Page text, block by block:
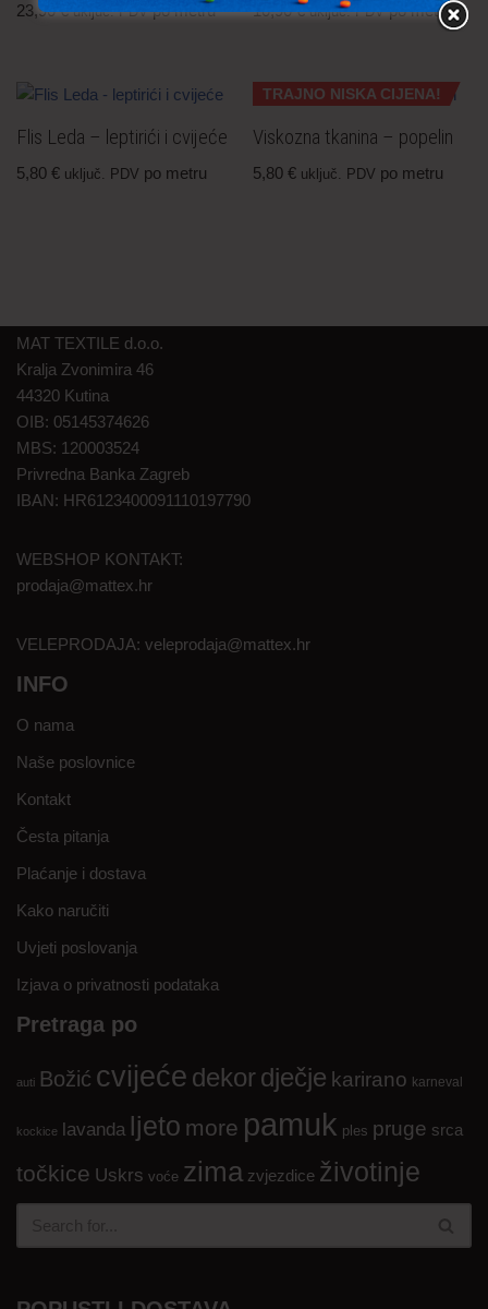
23,90€ uključ. PDV po metru 10,90€ uključ. PDV po metru
Flis Leda – leptirići i cvijeće
5,80 € uključ. PDV po metru
TRAJNO NISKA CIJENA!
Viskozna tkanina – popelin
5,80€ uključ. PDV po metru
MAT TEXTILE d.o.o.
Kralja Zvonimira 46
44320 Kutina
OIB: 05145374626
MBS: 120003524
Privredna Banka Zagreb
IBAN: HR6123400091110197790
WEBSHOP KONTAKT:
prodaja@mattex.hr
VELEPRODAJA: veleprodaja@mattex.hr
INFO
O nama
Naše poslovnice
Kontakt
Česta pitanja
Plaćanje i dostava
Kako naručiti
Uvjeti poslovanja
Izjava o privatnosti podataka
Pretraga po
auti Božić cvijeće dekordječje karirano karneval
kockice lavanda ljeto more pamuk ples pruge srca
točkice Uskrs voće zima zvjezdice životinje